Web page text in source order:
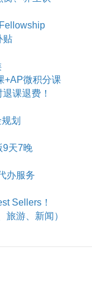
贴
+AP微积分课
课退费！
划
9天7晚
办服务
Sellers！
旅游、新闻）